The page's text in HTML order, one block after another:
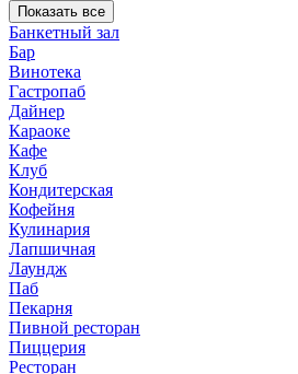
Показать все
Банкетный зал
Бар
Винотека
Гастропаб
Дайнер
Караоке
Кафе
Клуб
Кондитерская
Кофейня
Кулинария
Лапшичная
Лаундж
Паб
Пекарня
Пивной ресторан
Пиццерия
Ресторан